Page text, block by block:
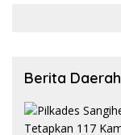
Berita Daerah